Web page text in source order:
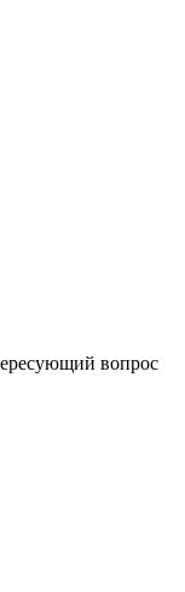
вопрос